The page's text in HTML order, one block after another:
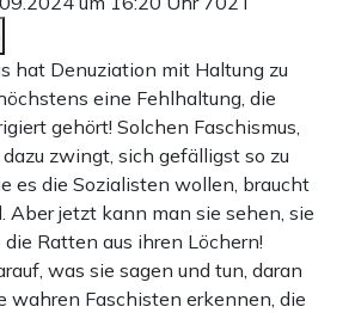
hat Denuziation mit Haltung zu
eine Fehlhaltung, die
gehört! Solchen Faschismus,
zwingt, sich gefälligst so zu
es die Sozialisten wollen, braucht
Aber jetzt kann man sie sehen, sie
Ratten aus ihren Löchern!
was sie sagen und tun, daran
wahren Faschisten erkennen, die